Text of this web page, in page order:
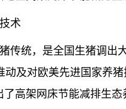
术
传统，是全国生猪调
及对欧美先进国家养
高架网床节能减排生